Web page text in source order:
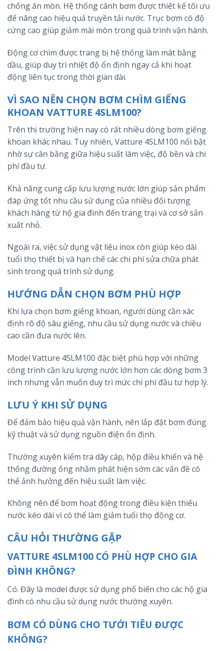
chống ăn mòn. Hệ thống cánh bơm được thiết kế tối ưu
để nâng cao hiệu quả truyền tải nước. Trục bơm có độ
cứng cao giúp giảm mài mòn trong quá trình vận hành.
Động cơ chìm được trang bị hệ thống làm mát bằng
dầu, giúp duy trì nhiệt độ ổn định ngay cả khi hoạt
động liên tục trong thời gian dài.
VÌ SAO NÊN CHỌN BƠM CHÌM GIẾNG
KHOAN VATTURE 4SLM100?
Trên thị trường hiện nay có rất nhiều dòng bơm giếng
khoan khác nhau. Tuy nhiên, Vatture 4SLM100 nổi bật
nhờ sự cân bằng giữa hiệu suất làm việc, độ bền và chi
phí đầu tư.
Khả năng cung cấp lưu lượng nước lớn giúp sản phẩm
đáp ứng tốt nhu cầu sử dụng của nhiều đối tượng
khách hàng từ hộ gia đình đến trang trại và cơ sở sản
xuất nhỏ.
Ngoài ra, việc sử dụng vật liệu inox còn giúp kéo dài
tuổi thọ thiết bị và hạn chế các chi phí sửa chữa phát
sinh trong quá trình sử dụng.
HƯỚNG DẪN CHỌN BƠM PHÙ HỢP
Khi lựa chọn bơm giếng khoan, người dùng cần xác
định rõ độ sâu giếng, nhu cầu sử dụng nước và chiều
cao cần đưa nước lên.
Model Vatture 4SLM100 đặc biệt phù hợp với những
công trình cần lưu lượng nước lớn hơn các dòng bơm 3
inch nhưng vẫn muốn duy trì mức chi phí đầu tư hợp lý.
LƯU Ý KHI SỬ DỤNG
Để đảm bảo hiệu quả vận hành, nên lắp đặt bơm đúng
kỹ thuật và sử dụng nguồn điện ổn định.
Thường xuyên kiểm tra dây cáp, hộp điều khiển và hệ
thống đường ống nhằm phát hiện sớm các vấn đề có
thể ảnh hưởng đến hiệu suất làm việc.
Không nên để bơm hoạt động trong điều kiện thiếu
nước kéo dài vì có thể làm giảm tuổi thọ động cơ.
CÂU HỎI THƯỜNG GẶP
VATTURE 4SLM100 CÓ PHÙ HỢP CHO GIA
ĐÌNH KHÔNG?
Có. Đây là model được sử dụng phổ biến cho các hộ gia
đình có nhu cầu sử dụng nước thường xuyên.
BƠM CÓ DÙNG CHO TƯỚI TIÊU ĐƯỢC
KHÔNG?